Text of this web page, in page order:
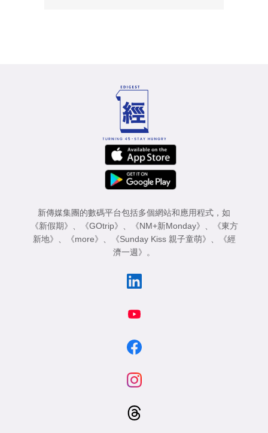
新傳媒集團的數碼平台包括多個網站和應用程式，如
《新假期》
《GOtrip》 《NM+新Monday》
《東方
新地》
《more》 《Sunday Kiss 親子童萌》
《經
濟一週》
。